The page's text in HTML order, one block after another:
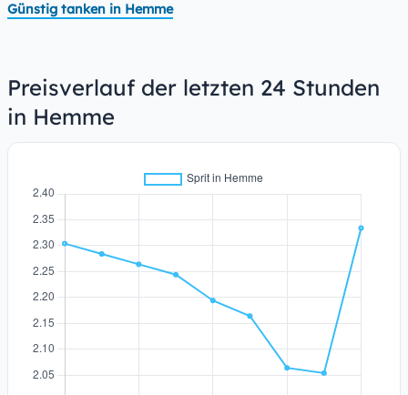
Günstig tanken in Hemme
Preisverlauf der letzten 24 Stunden
in Hemme